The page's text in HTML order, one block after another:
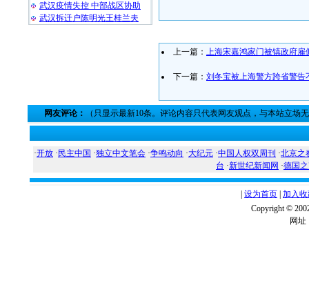
武汉疫情失控 中部战区协助
武汉拆迁户陈明光王桂兰夫
上一篇： 上海宋嘉鸿家门被镇政府雇
下一篇： 刘冬宝被上海警方跨省警告
网友评论： （只显示最新10条。评论内容只代表网友观点，与本站立场
·开放 · 民主中国 ·独立中文笔会 ·争鸣动向 ·大纪元 ·中国人权双周刊 ·北京之
台 ·新世纪新闻网 ·德国
设为首页 加入
Copyright ©
网址